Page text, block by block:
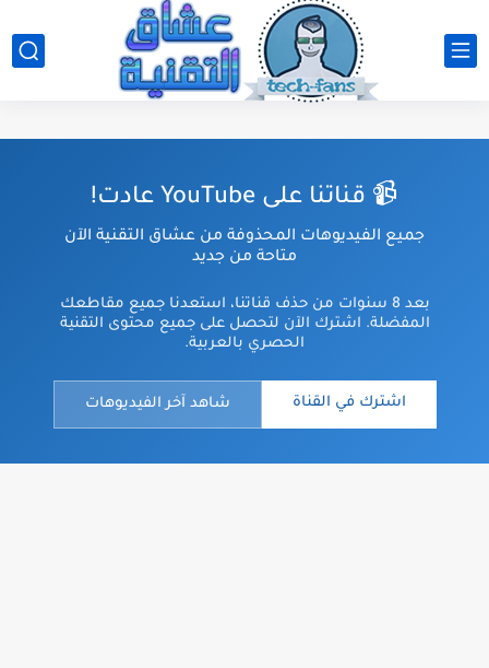
📹 قناتنا على YouTube عادت!
جميع الفيديوهات المحذوفة من عشاق التقنية الآن
متاحة من جديد
بعد 8 سنوات من حذف قناتنا، استعدنا جميع مقاطعك
المفضلة. اشترك الآن لتحصل على جميع محتوى التقنية
الحصري بالعربية.
اشترك في القناة شاهد آخر الفيديوهات